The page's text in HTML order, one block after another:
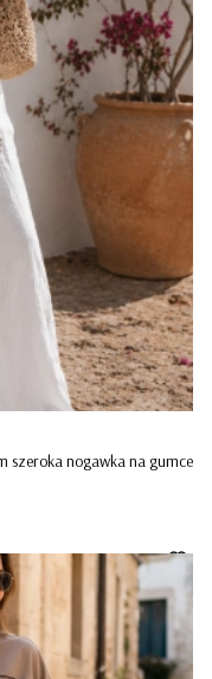
szeroka nogawka na gumce